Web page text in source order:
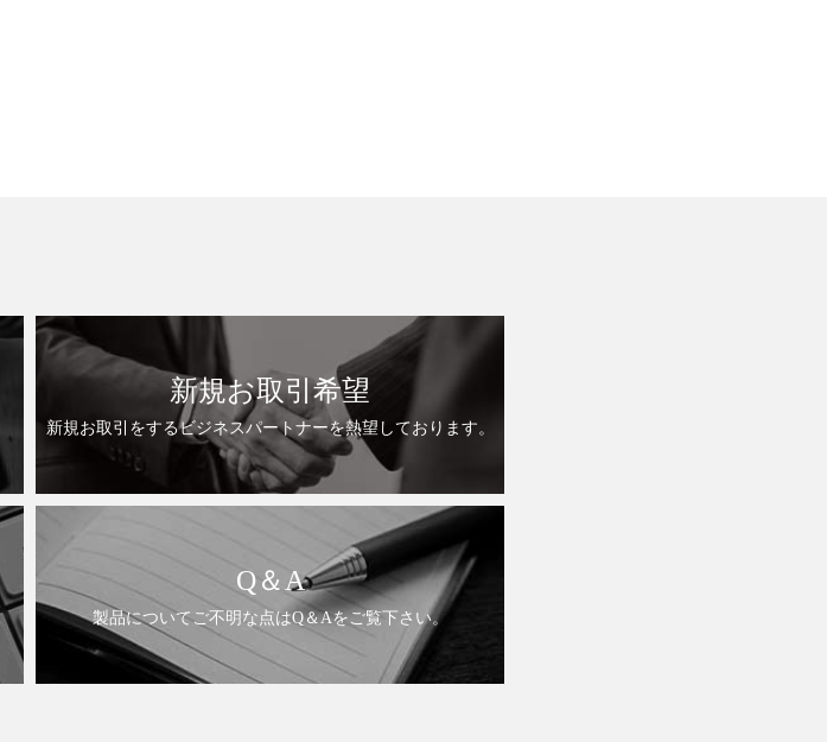
新規お取引希望
新規お取引をするビジネスパートナーを熱望しております。
Q＆A
製品についてご不明な点はQ＆Aをご覧下さい。